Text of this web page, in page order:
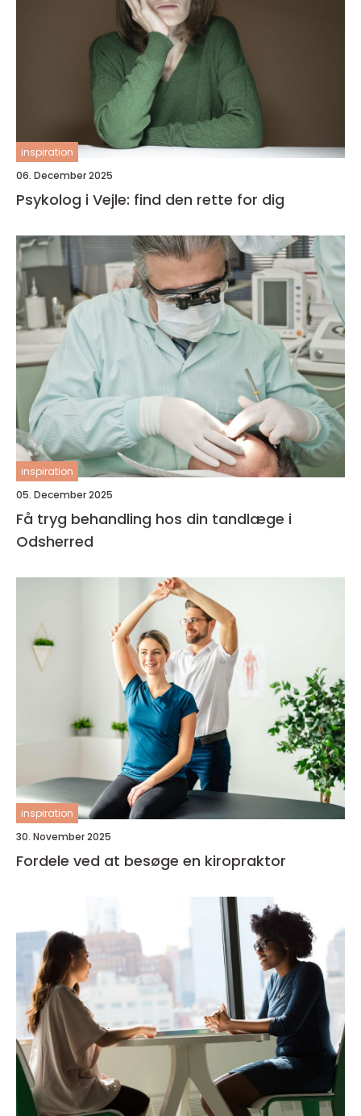
inspiration
06. December 2025
Psykolog i Vejle: find den rette for dig
inspiration
05. December 2025
Få tryg behandling hos din tandlæge i
Odsherred
inspiration
30. November 2025
Fordele ved at besøge en kiropraktor